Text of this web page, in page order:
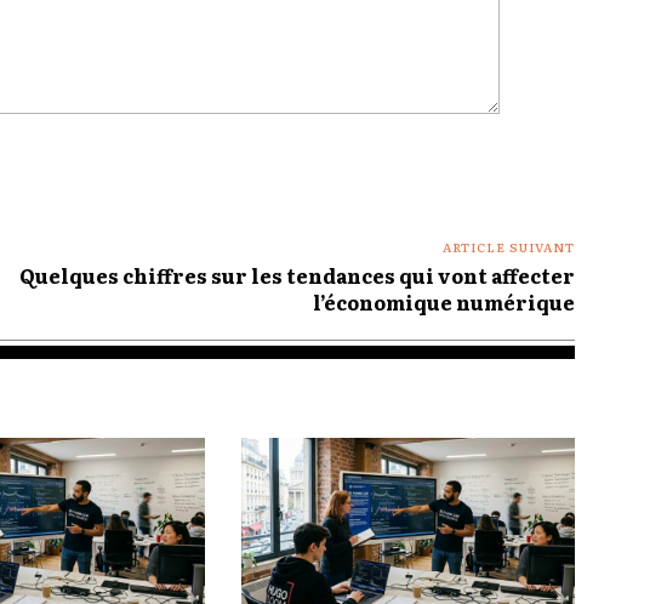
ARTICLE SUIVANT
Quelques chiffres sur les tendances qui vont affecter
l’économique numérique